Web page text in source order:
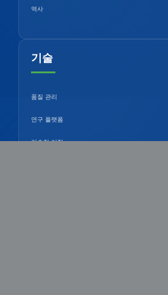
역사
기술
품질 관리
연구 플랫폼
기술적 이점